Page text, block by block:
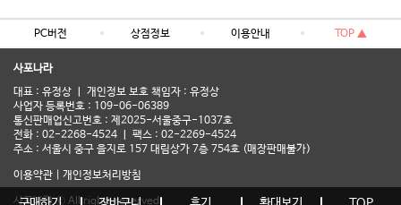
PC버전 상점정보 이용안내 TOP ▲
사포나라
대표 : 유정상 ㅣ 개인정보 보호 책임자 : 유정상
사업자 등록번호 : 109-06-06389
통신판매업신고번호 : 제2025-서울중구-1037호
전화 : 02-2268-4524 ㅣ 팩스 : 02-2269-4524
주소 : 서울시 중구 을지로 157 대림상가 7층 754호 (매장판매불가)
이용약관 개인정보처리방침
사포나라 ⓒ All rights reserved.